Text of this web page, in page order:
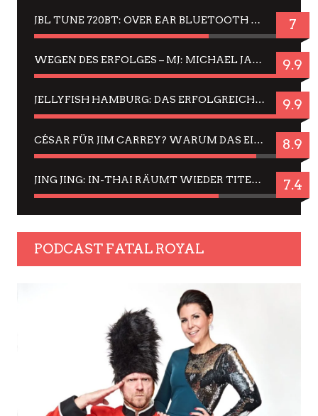
JBL TUNE 720BT: OVER EAR BLUETOOTH KOPFHÖRER UM DIE 50,-€ IM DAUER-TEST 7
WEGEN DES ERFOLGES – MJ: MICHAEL JACKSON MUSICAL IN EINER MATINEE SEHEN 9.9
JELLYFISH HAMBURG: DAS ERFOLGREICHE SOMMER-MENÜ 2025 IN GEFÜHLEN UND BILDERN 9.9
CÉSAR FÜR JIM CARREY? WARUM DAS EINER DER NERVIGSTEN ACTORS IST UND BLEIBT 8.9
JING JING: IN-THAI RÄUMT WIEDER TITEL AB – EIN ZWEI-STUNDEN-ERLEBNISBERICHT 7.4
PODCAST FATAL ROYAL